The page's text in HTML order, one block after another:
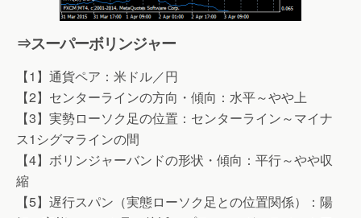
⇒スーパーボリンジャー
【1】通貨ペア：米ドル／円
【2】センターラインの方向・傾向：水平～やや上
【3】実勢ローソク足の位置：センターライン～マイナ
ス1シグマラインの間
【4】ボリンジャーバンドの形状・傾向：平行～やや収
縮
【5】遅行スパン（実態ローソク足との位置関係）：陽